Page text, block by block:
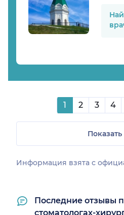
1 2 3 4
Информация взята c
Последние отзывы
стоматологах-